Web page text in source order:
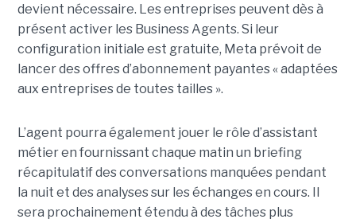
devient nécessaire. Les entreprises peuvent dès à
présent activer les Business Agents. Si leur
configuration initiale est gratuite, Meta prévoit de
lancer des offres d’abonnement payantes « adaptées
aux entreprises de toutes tailles ».
L’agent pourra également jouer le rôle d’assistant
métier en fournissant chaque matin un briefing
récapitulatif des conversations manquées pendant
la nuit et des analyses sur les échanges en cours. Il
sera prochainement étendu à des tâches plus